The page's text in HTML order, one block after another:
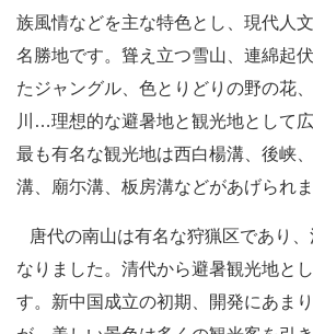
族風情などを主な特色とし、現代人
名勝地です。聳え立つ雪山、連綿起
たジャングル、色とりどりの野の花
川…理想的な避暑地と観光地として
最も有名な観光地は西白楊溝、後峡
溝、廟尓溝、板房溝などがあげられま
唐代の南山は有名な狩猟区であり、
なりました。清代から避暑観光地と
す。新中国成立の初期、開発にあま